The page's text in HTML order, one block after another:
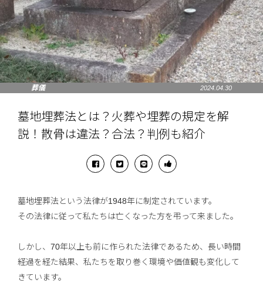
葬儀 2024.04.30
墓地埋葬法とは？火葬や埋葬の規定を解
説！散骨は違法？合法？判例も紹介
墓地埋葬法という法律が1948年に制定されています。
その法律に従って私たちは亡くなった方を弔って来ました。
しかし、70年以上も前に作られた法律であるため、長い時間
経過を経た結果、私たちを取り巻く環境や価値観も変化して
きています。